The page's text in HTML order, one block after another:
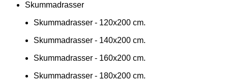
Skummadrasser
Skummadrasser - 120x200 cm.
Skummadrasser - 140x200 cm.
Skummadrasser - 160x200 cm.
Skummadrasser - 180x200 cm.